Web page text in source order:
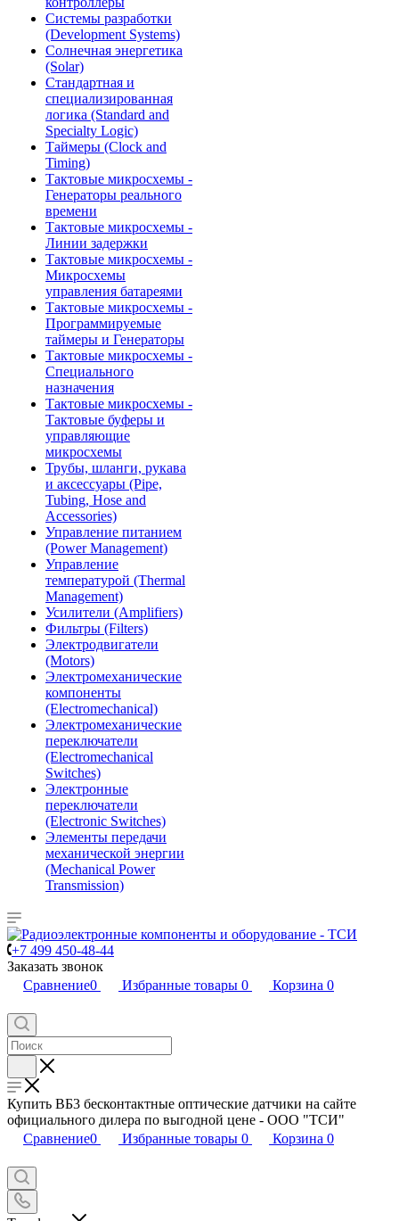
Системы разработки
(Development Systems)
Солнечная энергетика
(Solar)
Стандартная и
специализированная
логика (Standard and
Specialty Logic)
Таймеры (Clock and
Timing)
Тактовые микросхемы -
Генераторы реального
времени
Тактовые микросхемы -
Линии задержки
Тактовые микросхемы -
Микросхемы
управления батареями
Тактовые микросхемы -
Программируемые
таймеры и Генераторы
Тактовые микросхемы -
Специального
назначения
Тактовые микросхемы -
Тактовые буферы и
управляющие
микросхемы
Трубы, шланги, рукава
и аксессуары (Pipe,
Tubing, Hose and
Accessories)
Управление питанием
(Power Management)
Управление
температурой (Thermal
Management)
Усилители (Amplifiers)
Фильтры (Filters)
Электродвигатели
(Motors)
Электромеханические
компоненты
(Electromechanical)
Электромеханические
переключатели
(Electromechanical
Switches)
Электронные
переключатели
(Electronic Switches)
Элементы передачи
механической энергии
(Mechanical Power
Transmission)
+7 499 450-48-44
Заказать звонок
Сравнение0 Избранные товары 0 Корзина 0
Купить ВБ3 бесконтактные оптические датчики на сайте
официального дилера по выгодной цене - ООО "ТСИ"
Сравнение0 Избранные товары 0 Корзина 0